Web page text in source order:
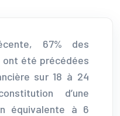
67% des
ont été précédées
sur 18 à 24
d’une
équivalente à 6